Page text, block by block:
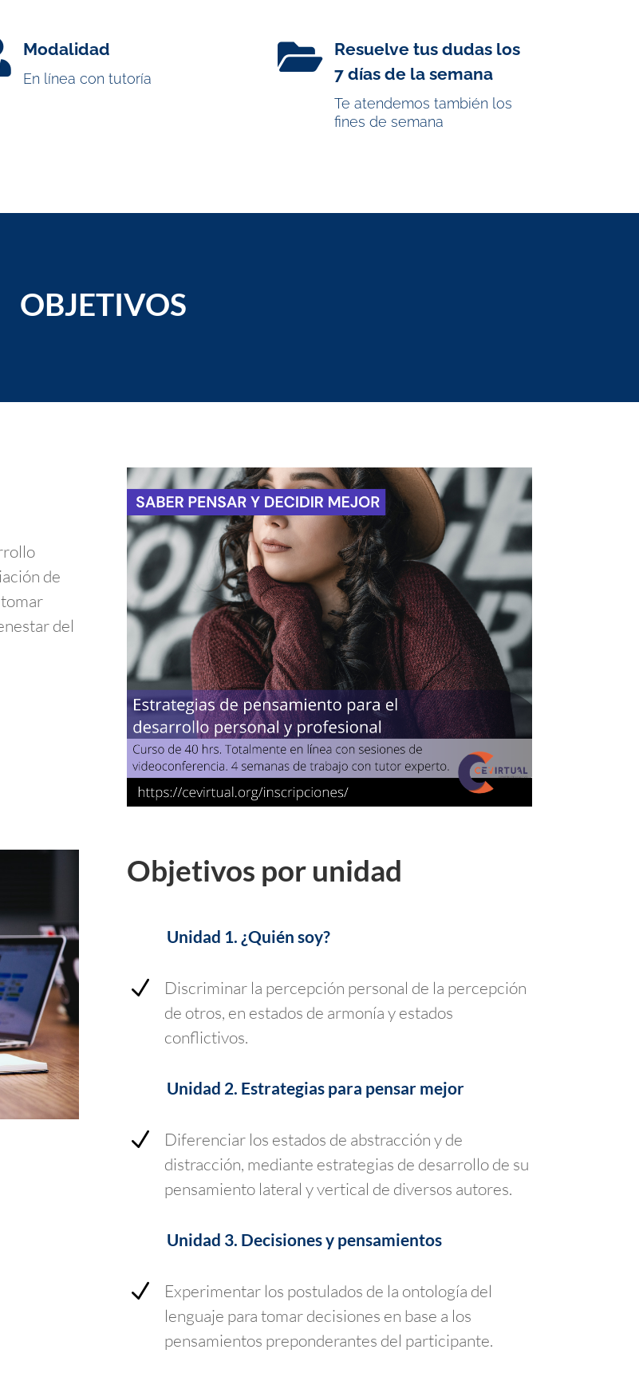
Modalidad
En línea con tutoría

Resuelve tus dudas los
7 días de la semana
Te atendemos también los
fines de semana
OBJETIVOS
de
del
Objetivos por unidad
Unidad 1. ¿Quién soy?
N
Discriminar la percepción personal de la percepción
de otros, en estados de armonía y estados
conflictivos.
Unidad 2. Estrategias para pensar mejor
N
Diferenciar los estados de abstracción y de
distracción, mediante estrategias de desarrollo de su
pensamiento lateral y vertical de diversos autores.
Unidad 3. Decisiones y pensamientos
N
Experimentar los postulados de la ontología del
lenguaje para tomar decisiones en base a los
pensamientos preponderantes del participante.